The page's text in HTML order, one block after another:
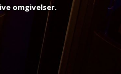
omgivelser.